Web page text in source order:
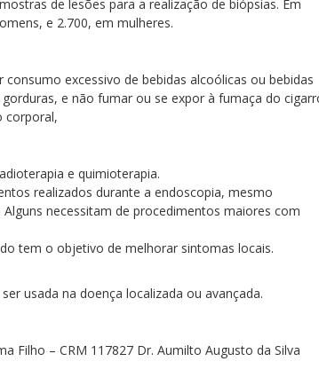
de lesões para a realização de biópsias. Em
e 2.700, em mulheres.
excessivo de bebidas alcoólicas ou bebidas
e não fumar ou se expor à fumaça do
corporal,
e quimioterapia.
realizados durante a endoscopia, mesmo
necessitam de procedimentos maiores com
tem o objetivo de melhorar sintomas locais.
usada na doença localizada ou avançada.
Filho – CRM 117827 Dr. Aumilto Augusto da Silva